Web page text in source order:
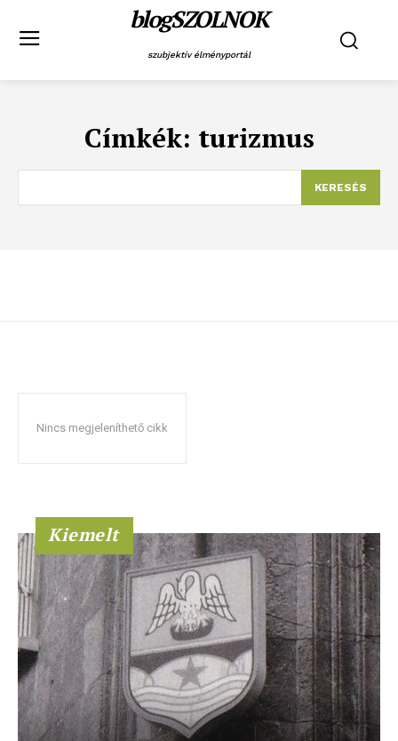
blogSZOLNOK
szubjektív élményportál
Címkék: turizmus
KERESÉS
Nincs megjeleníthető cikk
Kiemelt